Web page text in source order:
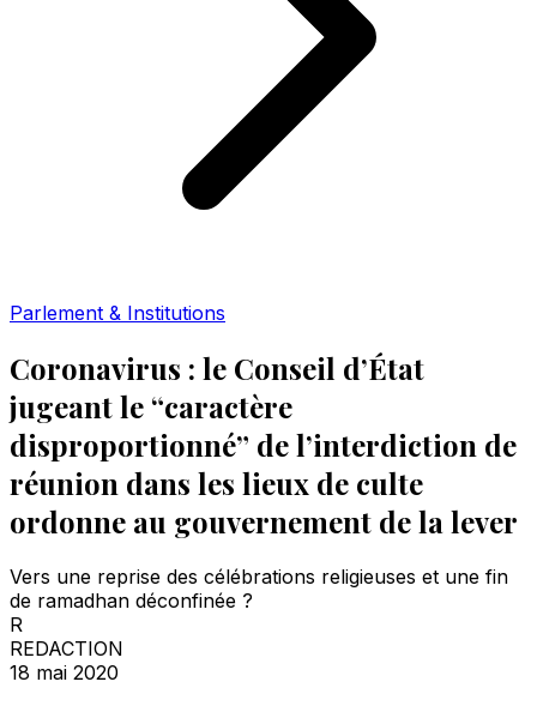
Parlement & Institutions
Coronavirus : le Conseil d’État
jugeant le “caractère
disproportionné” de l’interdiction de
réunion dans les lieux de culte
ordonne au gouvernement de la lever
Vers une reprise des célébrations religieuses et une fin
de ramadhan déconfinée ?
R
REDACTION
18 mai 2020